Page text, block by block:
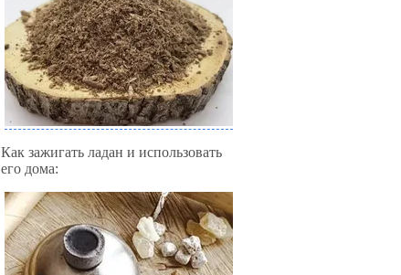
Как зажигать ладан и использовать
его дома: